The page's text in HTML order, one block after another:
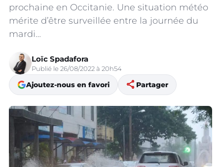
prochaine en Occitanie. Une situation météo
mérite d’être surveillée entre la journée du
mardi…
Loïc Spadafora
Publié le 26/08/2022 à 20h54
Ajoutez-nous en favori share Partager